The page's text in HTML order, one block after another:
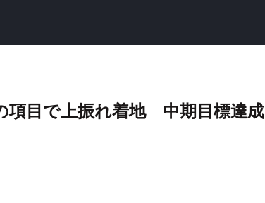
項目で上振れ着地 中期目標達成